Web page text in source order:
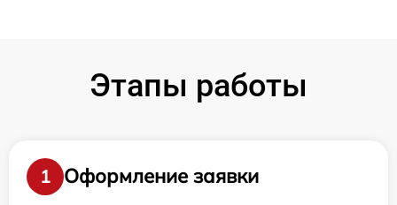
Этапы работы
1
Оформление заявки